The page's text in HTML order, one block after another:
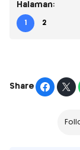
Halaman:
1 2
Share